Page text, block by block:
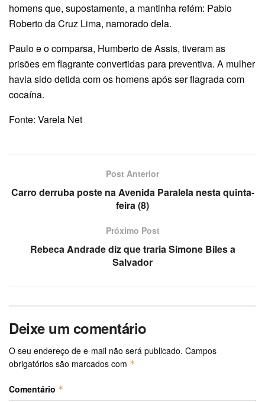
homens que, supostamente, a mantinha refém: Pablo
Roberto da Cruz Lima, namorado dela.
Paulo e o comparsa, Humberto de Assis, tiveram as
prisões em flagrante convertidas para preventiva. A mulher
havia sido detida com os homens após ser flagrada com
cocaína.
Fonte: Varela Net
Post Anterior
Carro derruba poste na Avenida Paralela nesta quinta-
feira (8)
Próximo Post
Rebeca Andrade diz que traria Simone Biles a
Salvador
Deixe um comentário
O seu endereço de e-mail não será publicado. Campos
obrigatórios são marcados com *
Comentário *